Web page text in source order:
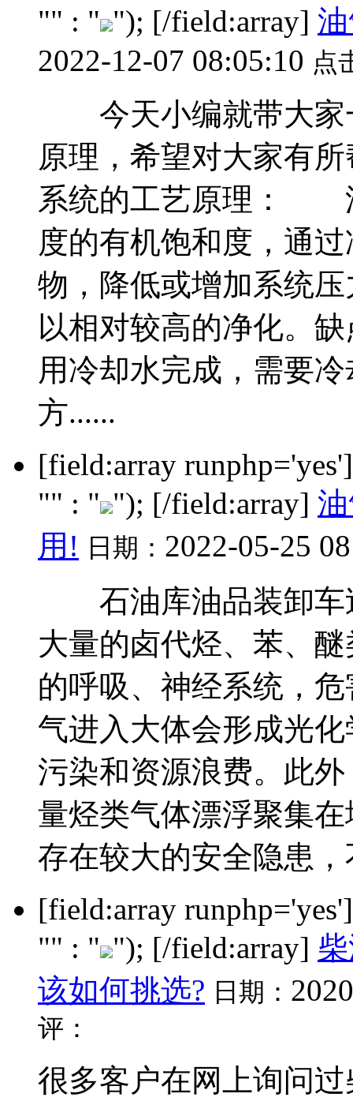
"" : " "); [/field:array]
2022-12-07 08:05:10 点
今天小编就带大家
原理，希望对大家有
系统的工艺原理：
度的有机饱和度，通
物，降低或增加系统
以相对较高的净化。
用冷却水完成，需要
方......
[field:array
"" : " "); [/field:array]
用! 日期： 2022-05-25
石油库油品装卸车
大量的卤代烃、苯、
的呼吸、神经系统，
气进入大体会形成光
污染和资源浪费。此
量烃类气体漂浮聚集
存在较大的安全隐患
[field:array
"" : " "); [/field:array]
该如何挑选? 日期：
评：
很多客户在网上询问